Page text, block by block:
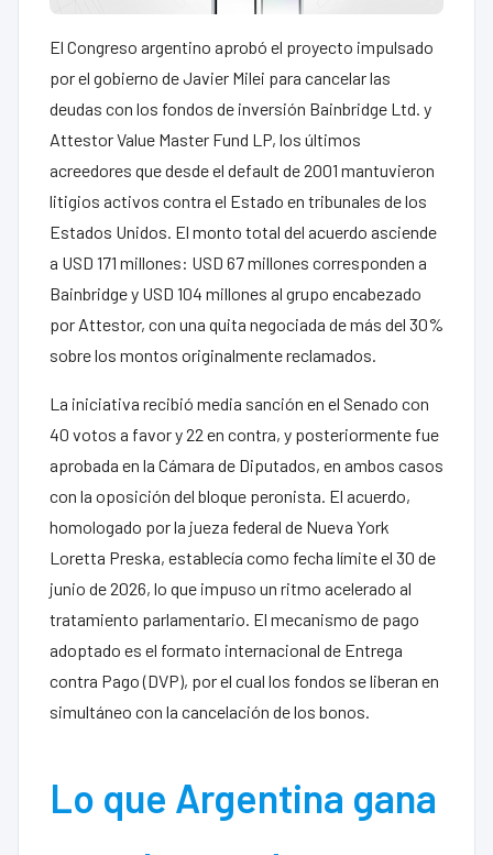
El Congreso argentino aprobó el proyecto impulsado
por el gobierno de Javier Milei para cancelar las
deudas con los fondos de inversión Bainbridge Ltd. y
Attestor Value Master Fund LP, los últimos
acreedores que desde el default de 2001 mantuvieron
litigios activos contra el Estado en tribunales de los
Estados Unidos. El monto total del acuerdo asciende
a USD 171 millones: USD 67 millones corresponden a
Bainbridge y USD 104 millones al grupo encabezado
por Attestor, con una quita negociada de más del 30%
sobre los montos originalmente reclamados.
La iniciativa recibió media sanción en el Senado con
40 votos a favor y 22 en contra, y posteriormente fue
aprobada en la Cámara de Diputados, en ambos casos
con la oposición del bloque peronista. El acuerdo,
homologado por la jueza federal de Nueva York
Loretta Preska, establecía como fecha límite el 30 de
junio de 2026, lo que impuso un ritmo acelerado al
tratamiento parlamentario. El mecanismo de pago
adoptado es el formato internacional de Entrega
contra Pago (DVP), por el cual los fondos se liberan en
simultáneo con la cancelación de los bonos.
Lo que Argentina gana